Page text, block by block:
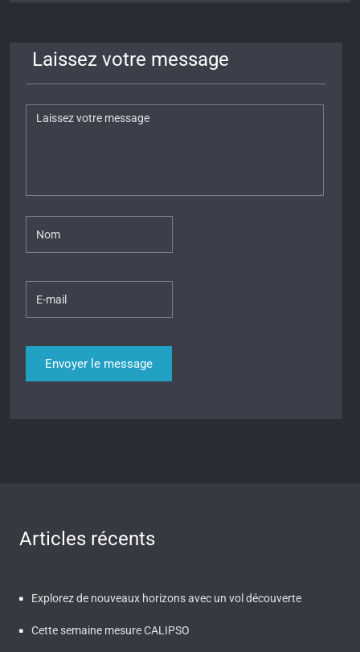
Laissez votre message
Articles récents
Explorez de nouveaux horizons avec un vol découverte
Cette semaine mesure CALIPSO